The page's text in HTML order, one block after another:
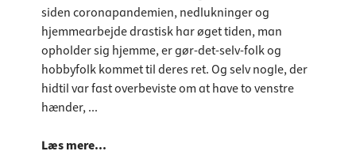
siden coronapandemien, nedlukninger og
hjemmearbejde drastisk har øget tiden, man
opholder sig hjemme, er gør-det-selv-folk og
hobbyfolk kommet til deres ret. Og selv nogle, der
hidtil var fast overbeviste om at have to venstre
hænder, ...
Læs mere...